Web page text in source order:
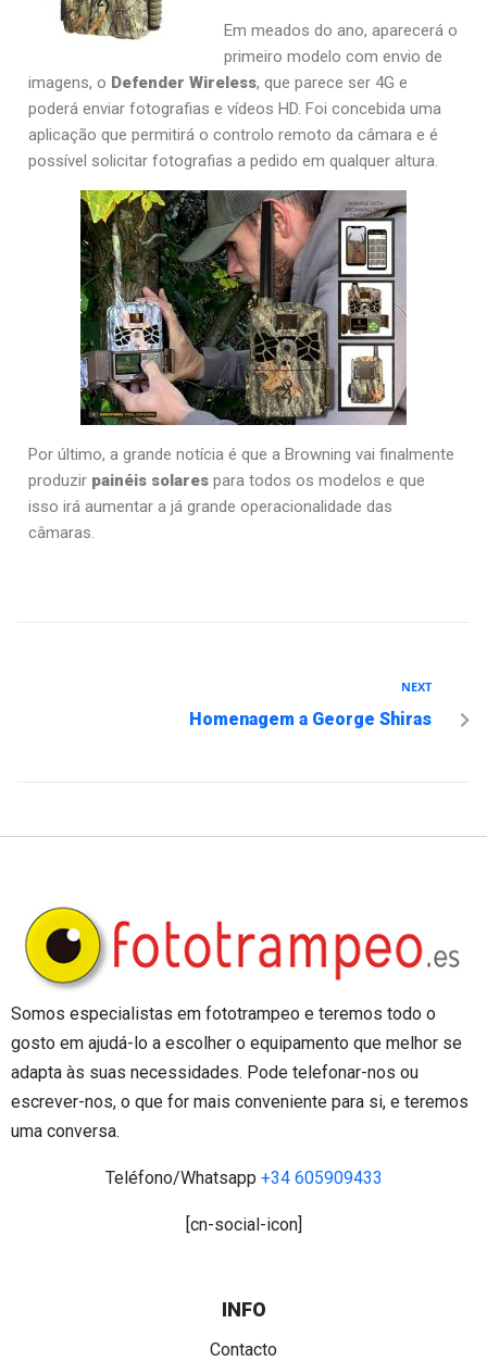
Em meados do ano, aparecerá o
primeiro modelo com envio de
imagens, o Defender Wireless, que parece ser 4G e
poderá enviar fotografias e vídeos HD. Foi concebida uma
aplicação que permitirá o controlo remoto da câmara e é
possível solicitar fotografias a pedido em qualquer altura.
Por último, a grande notícia é que a Browning vai finalmente
produzir painéis solares para todos os modelos e que
isso irá aumentar a já grande operacionalidade das
câmaras.
NEXT
Homenagem a George Shiras
Somos especialistas em fototrampeo e teremos todo o
gosto em ajudá-lo a escolher o equipamento que melhor se
adapta às suas necessidades. Pode telefonar-nos ou
escrever-nos, o que for mais conveniente para si, e teremos
uma conversa.
Teléfono/Whatsapp +34 605909433
[cn-social-icon]
INFO
Contacto